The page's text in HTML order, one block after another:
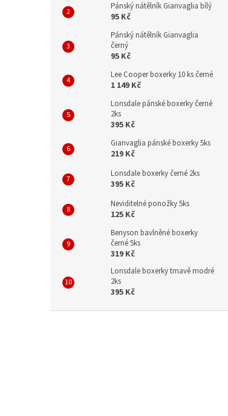
Pánský nátělník Gianvaglia bílý
95 Kč
Pánský nátělník Gianvaglia
černý
95 Kč
Lee Cooper boxerky 10 ks černé
1 149 Kč
Lonsdale pánské boxerky černé
2ks
395 Kč
Gianvaglia pánské boxerky 5ks
219 Kč
Lonsdale boxerky černé 2ks
395 Kč
Neviditelné ponožky 5ks
125 Kč
Benyson bavlněné boxerky
černé 5ks
319 Kč
Lonsdale boxerky tmavě modré
2ks
395 Kč